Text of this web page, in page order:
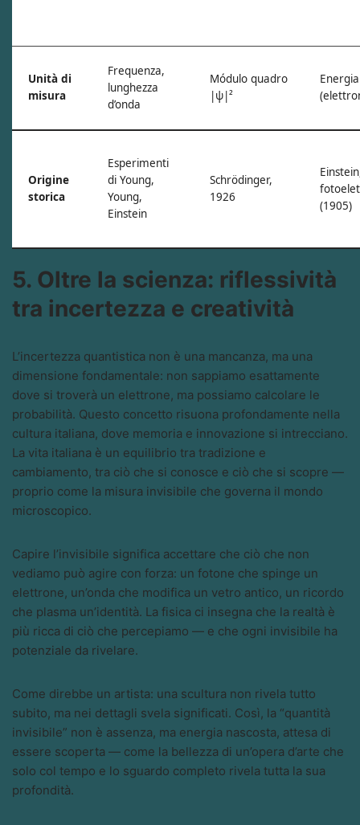
Unità di
misura
Frequenza,
lunghezza
d’onda
Módulo quadro
|ψ|²
Energia
Origine
storica
Esperimenti
di Young,
Young,
Einstein
Schrödinger,
1926
(1905)
5. Oltre la scienza: riflessività
tra incertezza e creatività
L’incertezza quantistica non è una mancanza, ma una
dimensione fondamentale: non sappiamo esattamente
dove si troverà un elettrone, ma possiamo calcolare le
probabilità. Questo concetto risuona profondamente nella
cultura italiana, dove memoria e innovazione si intrecciano.
La vita italiana è un equilibrio tra tradizione e
cambiamento, tra ciò che si conosce e ciò che si scopre —
proprio come la misura invisibile che governa il mondo
microscopico.
Capire l’invisibile significa accettare che ciò che non
vediamo può agire con forza: un fotone che spinge un
elettrone, un’onda che modifica un vetro antico, un ricordo
che plasma un’identità. La fisica ci insegna che la realtà è
più ricca di ciò che percepiamo — e che ogni invisibile ha
potenziale da rivelare.
Come direbbe un artista: una scultura non rivela tutto
subito, ma nei dettagli svela significati. Così, la “quantità
invisibile” non è assenza, ma energia nascosta, attesa di
essere scoperta — come la bellezza di un’opera d’arte che
solo col tempo e lo sguardo completo rivela tutta la sua
profondità.